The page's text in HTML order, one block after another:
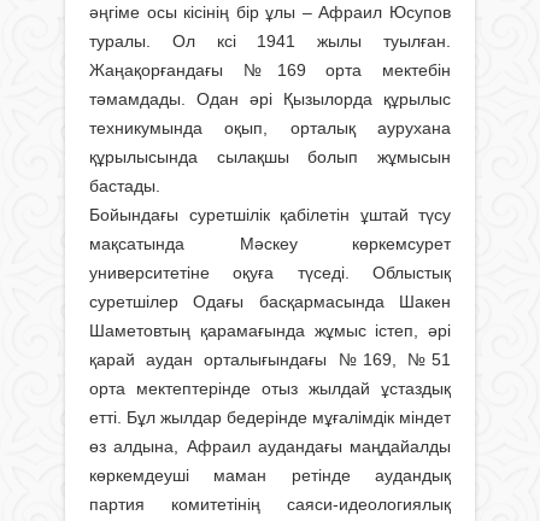
әңгіме осы кісінің бір ұлы – Афраил Юсупов
туралы. Ол ксі 1941 жылы туылған.
Жаңақорғандағы №169 орта мектебін
тәмамдады. Одан әрі Қызылорда құрылыс
техникумында оқып, орталық аурухана
құрылысында сылақшы болып жұмысын
бастады.
Бойындағы суретшілік қабілетін ұш­тай түсу
мақсатында Мәскеу көркем­су­рет
университетіне оқуға түседі. Облыс­тық
суретшілер Одағы басқармасында Шакен
Шаметовтың қарамағында жұмыс істеп, әрі
қарай аудан орталығындағы №169, №51
орта мектептерінде отыз жылдай ұстаздық
етті. Бұл жылдар бедерінде мұғалімдік міндет
өз алдына, Афраил аудандағы маңдайалды
көр­кемдеуші маман ретінде аудан­дық
партия комитетінің саяси-идеологиялық